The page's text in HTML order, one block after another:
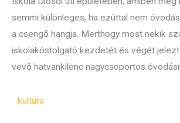
semmi különleges, ha ezúttal nem
a csengő hangja. Merthogy most nekik
iskolakóstolgató kezdetét és végét
vevő hatvankilenc nagycsoportos
kultúra